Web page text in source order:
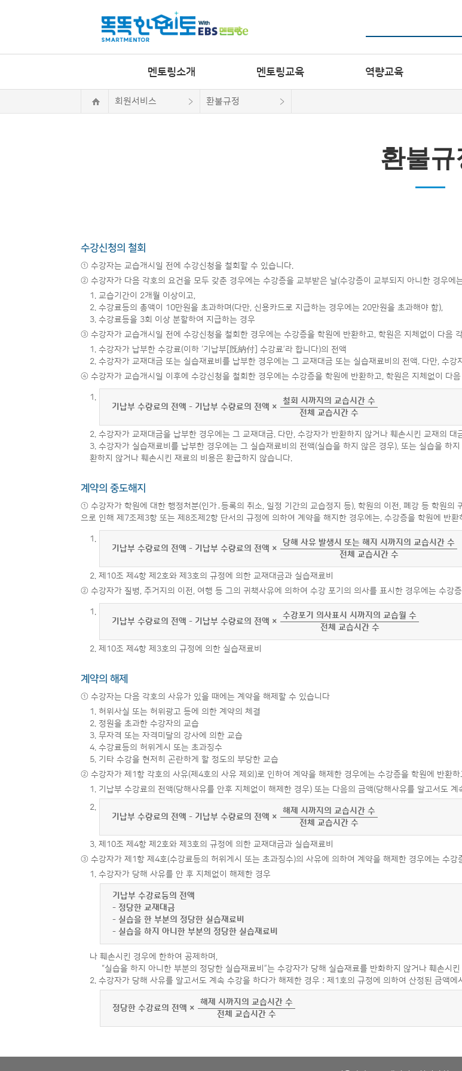
멘토링소개 멘토링교육 역량교육
회원서비스 환불규정
환불규
수강신청의 철회
① 수강자는 교습개시일 전에 수강신청을 철회할 수 있습니다.
② 수강자가 다음 각호의 요건을 모두 갖춘 경우에는 수강증을 교부받은 날(수강증이 교부되지 아니한 경우에
1. 교습기간이 2개월 이상이고,
2. 수강료등의 총액이 10만원을 초과하며(다만, 신용카드로 지급하는 경우에는 20만원을 초과해야 함),
3. 수강료등을 3회 이상 분할하여 지급하는 경우
③ 수강자가 교습개시일 전에 수강신청을 철회한 경우에는 수강증을 학원에 반환하고, 학원은 지체없이 다음
1. 수강자가 납부한 수강료(이하 ‘기납부[旣納付] 수강료’라 합니다)의 전액
2. 수강자가 교재대금 또는 실습재료비를 납부한 경우에는 그 교재대금 또는 실습재료비의 전액. 다만, 수
④ 수강자가 교습개시일 이후에 수강신청을 철회한 경우에는 수강증을 학원에 반환하고, 학원은 지체없이 다
1.
기납부 수량료의 전액 - 기납부 수량료의 전액 ×
철회 시까지의 교습시간 수
전체 교습시간 수
2. 수강자가 교재대금을 납부한 경우에는 그 교재대금. 다만, 수강자가 반환하지 않거나 훼손시킨 교재의 대
3. 수강자가 실습재료비를 납부한 경우에는 그 실습재료비의 전액(실습을 하지 않은 경우), 또는 실습을 하
환하지 않거나 훼손시킨 재료의 비용은 환급하지 않습니다.
계약의 중도해지
① 수강자가 학원에 대한 행정처분(인가․등록의 취소, 일정 기간의 교습정지 등), 학원의 이전, 폐강 등 학원
으로 인해 제7조제3항 또는 제8조제2항 단서의 규정에 의하여 계약을 해지한 경우에는, 수강증을 학원에 반
1.
기납부 수량료의 전액 - 기납부 수량료의 전액 ×
당해 사유 발생시 또는 해지 시까지의 교습시간 수
전체 교습시간 수
2. 제10조 제4항 제2호와 제3호의 규정에 의한 교재대금과 실습재료비
② 수강자가 질병, 주거지의 이전, 여행 등 그의 귀책사유에 의하여 수강 포기의 의사를 표시한 경우에는 수강
1.
기납부 수량료의 전액 - 기납부 수량료의 전액 ×
수강포기 의사표시 시까지의 교습월 수
전체 교습시간 수
2. 제10조 제4항 제3호의 규정에 의한 실습재료비
계약의 해제
① 수강자는 다음 각호의 사유가 있을 때에는 계약을 해제할 수 있습니다
1. 허위사실 또는 허위광고 등에 의한 계약의 체결
2. 정원을 초과한 수강자의 교습
3. 무자격 또는 자격미달의 강사에 의한 교습
4. 수강료등의 허위게시 또는 초과징수
5. 기타 수강을 현저히 곤란하게 할 정도의 부당한 교습
② 수강자가 제1항 각호의 사유(제4호의 사유 제외)로 인하여 계약을 해제한 경우에는 수강증을 학원에 반환
1. 기납부 수강료의 전액(당해사유를 안후 지체없이 해제한 경우) 또는 다음의 금액(당해사유를 알고서도
2.
기납부 수량료의 전액 - 기납부 수량료의 전액 ×
해제 시까지의 교습시간 수
전체 교습시간 수
3. 제10조 제4항 제2호와 제3호의 규정에 의한 교재대금과 실습재료비
③ 수강자가 제1항 제4호(수강료등의 허위게시 또는 초과징수)의 사유에 의하여 계약을 해제한 경우에는 수
1. 수강자가 당해 사유를 안 후 지체없이 해제한 경우
기납부 수강료등의 전액
- 정당한 교재대금
- 실습을 한 부분의 정당한 실습재료비
- 실습을 하지 아니한 부분의 정당한 실습재료비
나 훼손시킨 경우에 한하여 공제하며,
“실습을 하지 아니한 부분의 정당한 실습재료비”는 수강자가 당해 실습재료를 반화하지 않거나 훼손시
2. 수강자가 당해 사유를 알고서도 계속 수강을 하다가 해제한 경우 : 제1호의 규정에 의하여 산정된 금액에
정당한 수강료의 전액 ×
해제 시까지의 교습시간 수
전체 교습시간 수